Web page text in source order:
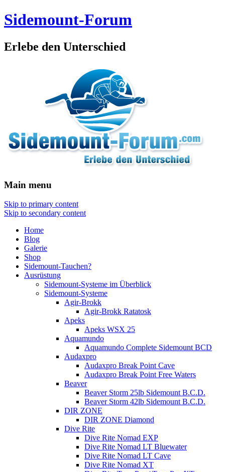
Sidemount-Forum
Erlebe den Unterschied
Main menu
Skip to primary content
Skip to secondary content
Home
Blog
Galerie
Shop
Sidemount-Tauchen?
Ausrüstung
Sidemount-Systeme im Überblick
Sidemount-Systeme
Agir-Brokk
Agir-Brokk Ratatosk
Apeks
Apeks WSX 25
Aquamundo
Aquamundo Complete Sidemount BCD
Audaxpro
Audaxpro Break Point Cave
Audaxpro Break Point Free Waters
Beaver
Beaver Storm 25lb Sidemount B.C.D.
Beaver Storm 42lb Sidemount B.C.D.
DIR ZONE
DIR ZONE Diamond
Dive Rite
Dive Rite Nomad EXP
Dive Rite Nomad LT Bluewater
Dive Rite Nomad LT Cave
Dive Rite Nomad XT